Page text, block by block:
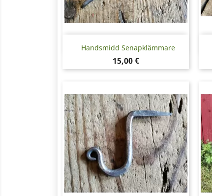
Handsmidd Senapklämmare
Pris
15,00 €
Snabbvy